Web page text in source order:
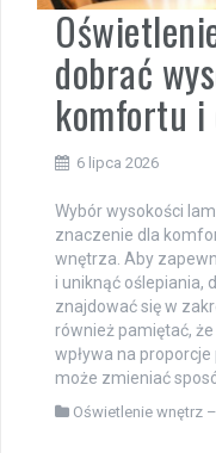
dobrać
komfortu
6 lipca 2026
Wybór wysokości
znaczenie dla
wnętrza. Aby
i uniknąć oślepiania,
znajdować się w
również pamiętać,
wpływa na
może zmieniać
Oświetlenie wnętrz